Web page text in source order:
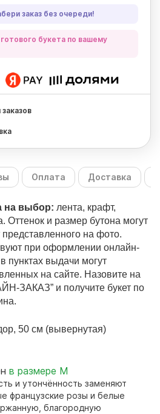
заказ без очереди!
букета по вашему
Оплата Доставка
на выбор: лента, крафт,
Оттенок и размер бутона могут
представленного на фото.
при оформлении онлайн-
пунктах выдачи могут
на сайте. Назовите на
ЗАКАЗ” и получите букет по
50 см (вывернутая)
в размере M
и утончённость заменяют
французские розы и белые
благородную